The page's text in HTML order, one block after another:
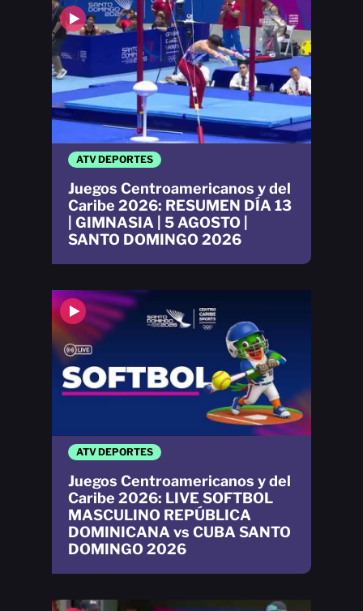
ATV DEPORTES
Juegos Centroamericanos y del
Caribe 2026: LIVE SOFTBOL
MASCULINO REPÚBLICA
DOMINICANA vs CUBA SANTO
DOMINGO 2026
ATV DEPORTES
Juegos Centroamericanos y del
Caribe 2026: RESUMEN DÍA 13
| GIMNASIA | 5 AGOSTO |
SANTO DOMINGO 2026